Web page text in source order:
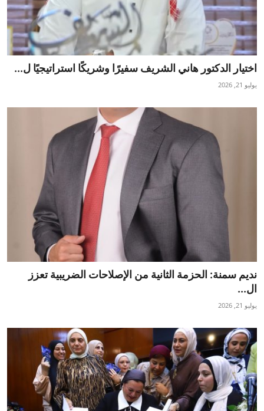
فيديوهات
اختيار الدكتور هاني الشريف سفيرًا وشريكًا استراتيجيًا ل...
يوليو 21, 2026
نديم سمنة: الحزمة الثانية من الإصلاحات الضريبية تعزز
ال...
يوليو 21, 2026